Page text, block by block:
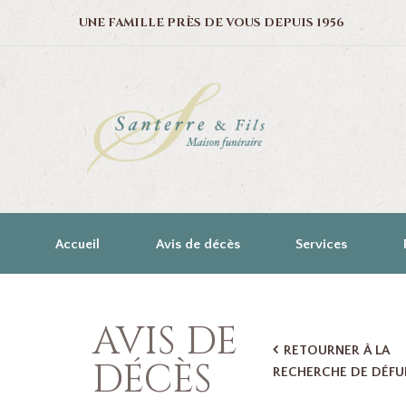
UNE FAMILLE PRÈS DE VOUS DEPUIS 1956
Accueil Avis de décès Services
AVIS DE
DÉCÈS
RETOURNER À LA
RECHERCHE DE